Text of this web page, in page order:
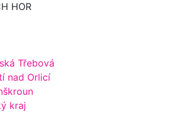
HOR
Třebová
nad Orlicí
kraj